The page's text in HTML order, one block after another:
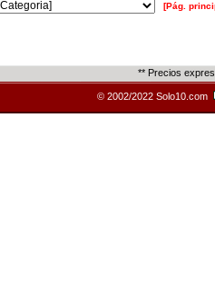
[Pág.
** Precios
© 2002/2022 Solo10.com